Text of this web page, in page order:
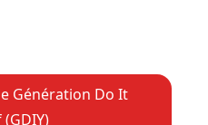
Génération Do It